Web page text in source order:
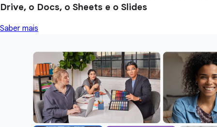
Drive, o Docs, o Sheets e o Slides
Saber mais